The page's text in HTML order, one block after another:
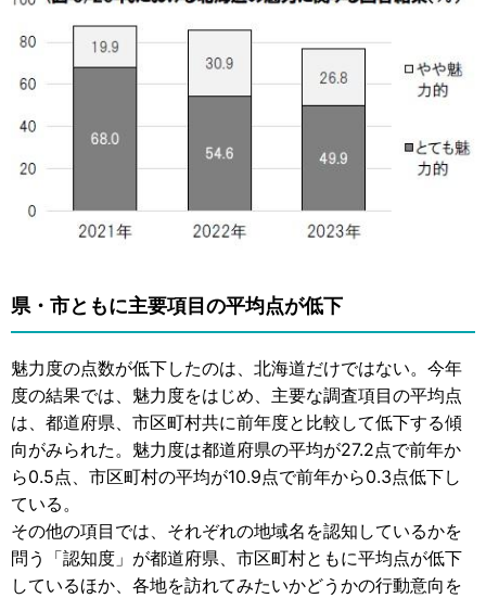
県・市ともに主要項目の平均点が低下
魅力度の点数が低下したのは、北海道だけではない。今年
度の結果では、魅力度をはじめ、主要な調査項目の平均点
は、都道府県、市区町村共に前年度と比較して低下する傾
向がみられた。魅力度は都道府県の平均が27.2点で前年か
ら0.5点、市区町村の平均が10.9点で前年から0.3点低下し
ている。
その他の項目では、それぞれの地域名を認知しているかを
問う「認知度」が都道府県、市区町村ともに平均点が低下
しているほか、各地を訪れてみたいかどうかの行動意向を